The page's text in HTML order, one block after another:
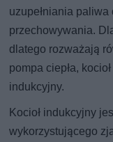
uzupełniania
przechowywania.
dlatego rozważają
pompa ciepła,
indukcyjny.
Kocioł indukcyjny
wykorzystującego